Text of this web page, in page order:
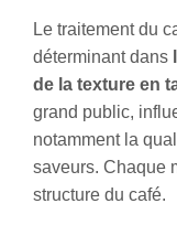
Le traitement du
déterminant dans
de la texture en
grand public,
notamment la
saveurs. Chaque
structure du café.